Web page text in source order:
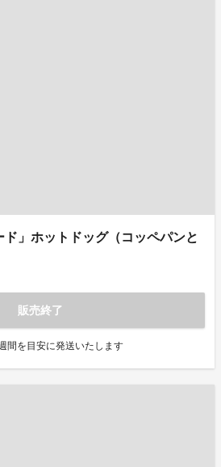
ド」ホットドッグ（コッペパンと
販売終了
間を目安に発送いたします